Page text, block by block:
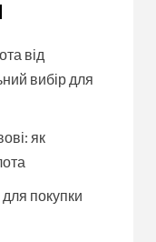
від
вибір для
як
покупки